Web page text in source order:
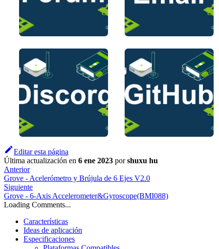
Editar esta página
Última actualización en 6 ene 2023 porshuxu hu
Anterior
Grove - Acelerómetro y Brújula de 6 Ejes V2.0
Siguiente
Grove - 6-Axis Accelerometer&Gyroscope(BMI088)
Loading Comments...
Características
Ideas de aplicación
Especificaciones